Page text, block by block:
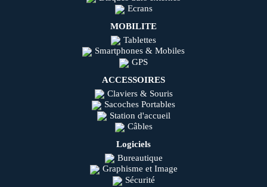
Ecrans
MOBILITE
Tablettes
Smartphones & Mobiles
GPS
ACCESSOIRES
Claviers & Souris
Sacoches Portables
Station d'accueil
Câbles
Logiciels
Bureautique
Graphisme et Image
Sécurité